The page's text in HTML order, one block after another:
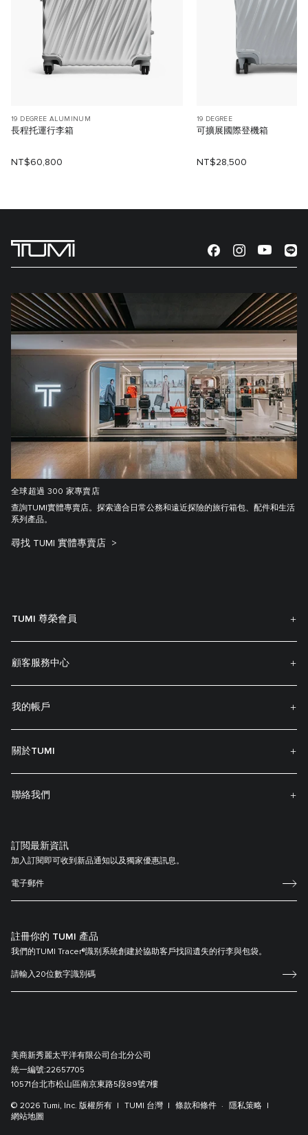
19 DEGREE ALUMINUM
長程托運行李箱
NT$60,800
19 DEGREE
可擴展國際登機箱
NT$28,500
全球超過 300 家專賣店
查詢TUMI實體專賣店。探索適合日常公務和遠近探險的旅行箱包、配件和生活
系列產品。
尋找 TUMI 實體專賣店
TUMI 尊榮會員
顧客服務中心
我的帳戶
關於TUMI
聯絡我們
訂閲最新資訊
加入訂閱即可收到新品通知以及獨家優惠訊息。
註冊你的 TUMI 產品
我們的TUMI Tracer®識别系統創建於協助客戶找回遺失的行李與包袋。
美商新秀麗太平洋有限公司台北分公司
統一編號:22657705
10571台北市松山區南京東路5段89號7樓
© 2026 Tumi, Inc. 版權所有 TUMI 台灣 條款和條件
隱私策略
網站地圖